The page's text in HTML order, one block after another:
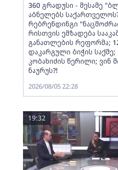
360 გრადუსი - მესამე
აბნელებს
რებრენდინგი
რისთვის ემზადება
განათლების რეფორმა;
დაკარგული ბიჭის
კობახიძის წერილი; ვინ
ნაურუს?!
2026/08/05 22:28
19:32